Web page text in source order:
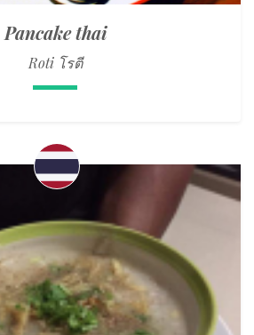
Pancake thai
Roti โรตี